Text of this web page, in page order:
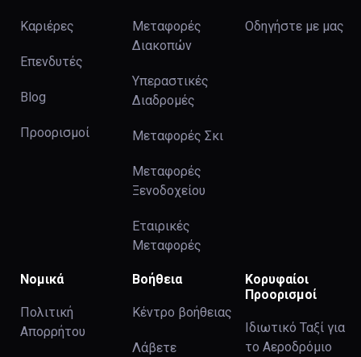
Καριέρες
Επενδυτές
Blog
Προορισμοί
Μεταφορές
Διακοπών
Υπεραστικές
Διαδρομές
Μεταφορές Σκι
Μεταφορές
Ξενοδοχείου
Εταιρικές
Μεταφορές
Οδηγήστε με μας
Νομικά
Πολιτική
Απορρήτου
Βοήθεια
Κέντρο βοήθειας
Λάβετε
Κορυφαίοι
Προορισμοί
Ιδιωτικό Ταξί για
το Αεροδρόμιο